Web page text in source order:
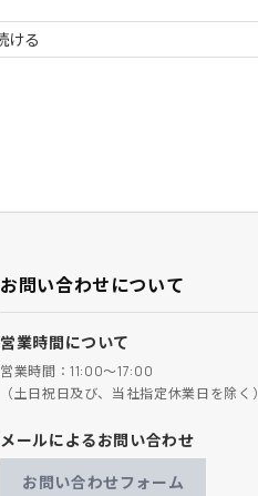
お問い合わせについて
営業時間について
営業時間：11:00～17:00
（土日祝日及び、当社指定休業日を除く）
メールによるお問い合わせ
お問い合わせフォーム